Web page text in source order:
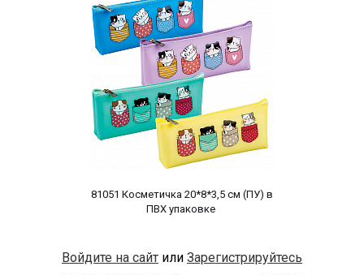
81051 Косметичка 20*8*3,5 cм (ПУ) в
Войдите на сайт или Зарегистрируйтесь